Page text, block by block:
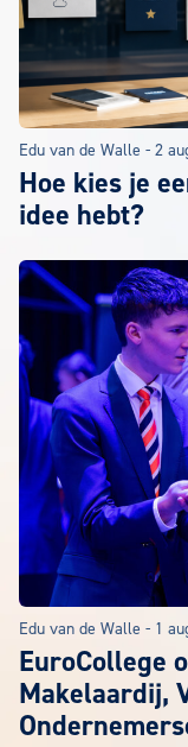
Edu van de Walle - 2
Hoe kies je
idee hebt?
Edu van de Walle - 1
EuroCollege
Makelaardij,